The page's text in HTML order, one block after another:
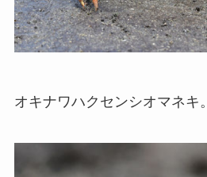
オキナワハクセンシオマネキ。